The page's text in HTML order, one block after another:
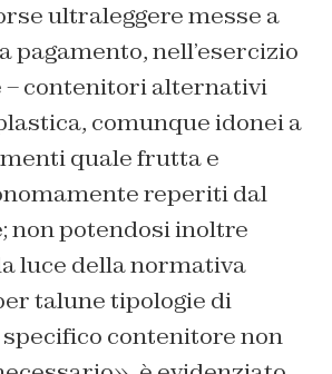
ultraleggere messe a
pagamento, nell’esercizio
– contenitori alternativi
comunque idonei a
quale frutta e
reperiti dal
non potendosi inoltre
luce della normativa
talune tipologie di
contenitore non